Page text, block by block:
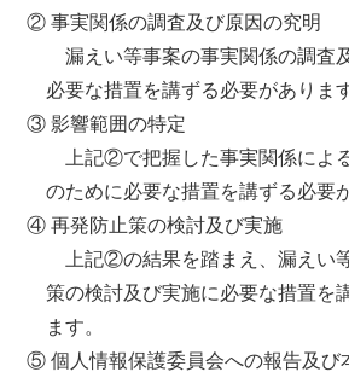
② 事実関係の調査及び原因の究明
漏えい等事案の事実関係の調査
必要な措置を講ずる必要があります
③ 影響範囲の特定
上記②で把握した事実関係によ
のために必要な措置を講ずる必要
④ 再発防止策の検討及び実施
上記②の結果を踏まえ、漏えい
策の検討及び実施に必要な措置を
ます。
⑤ 個人情報保護委員会への報告及び